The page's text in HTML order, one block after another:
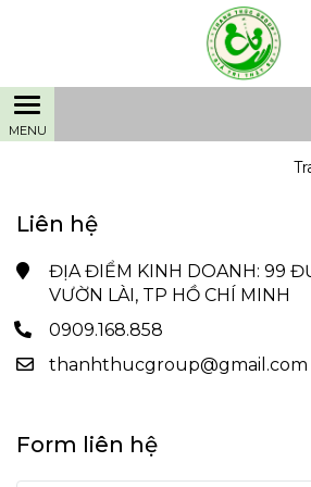
Liên hệ
ĐỊA ĐIỂM KINH DOANH: 99
VƯỜN LÀI, TP HỒ CHÍ MINH
0909.168.858
thanhthucgroup@gmail.com
Form liên hệ